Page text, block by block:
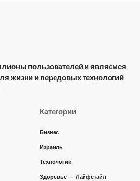
пользователей и являемся
жизни и передовых технологий
Категории
Бизнес
Израиль
Технологии
Здоровье — Лайфстайл